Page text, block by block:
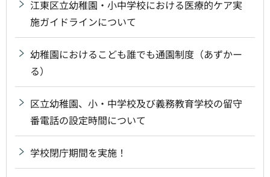
江東区立幼稚園・小中学校における医療的ケア実
施ガイドラインについて
幼稚園におけるこども誰でも通園制度（あずかー
る）
区立幼稚園、小・中学校及び義務教育学校の留守
番電話の設定時間について
学校閉庁期間を実施！